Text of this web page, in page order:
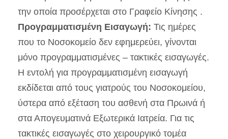
την οποία προσέρχεται στο Γραφείο Κίνησης .
Προγραμματισμένη Εισαγωγή: Τις ημέρες
που το Νοσοκομείο δεν εφημερεύει, γίνονται
μόνο προγραμματισμένες – τακτικές εισαγωγές.
Η εντολή για προγραμματισμένη εισαγωγή
εκδίδεται από τους γιατρούς του Νοσοκομείου,
ύστερα από εξέταση του ασθενή στα Πρωινά ή
στα Απογευματινά Εξωτερικά Ιατρεία. Για τις
τακτικές εισαγωγές στο χειρουργικό τομέα